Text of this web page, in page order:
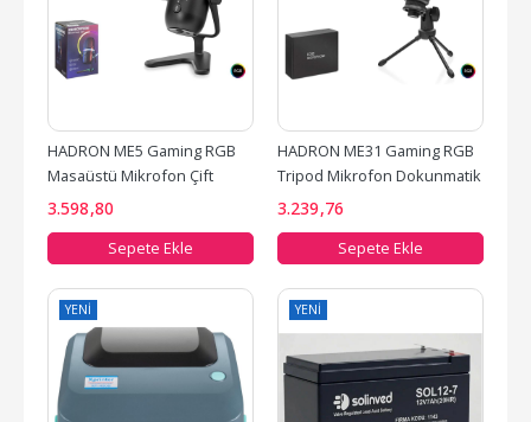
HADRON ME5 Gaming RGB
Masaüstü Mikrofon Çift
Modlu Gain Kontrollü Type-
3.598,80
Sepete Ekle
HADRON ME31 Gaming RGB
Tripod Mikrofon Dokunmatik
Mute Gain Kontrollü...
3.239,76
Sepete Ekle
YENI YENI